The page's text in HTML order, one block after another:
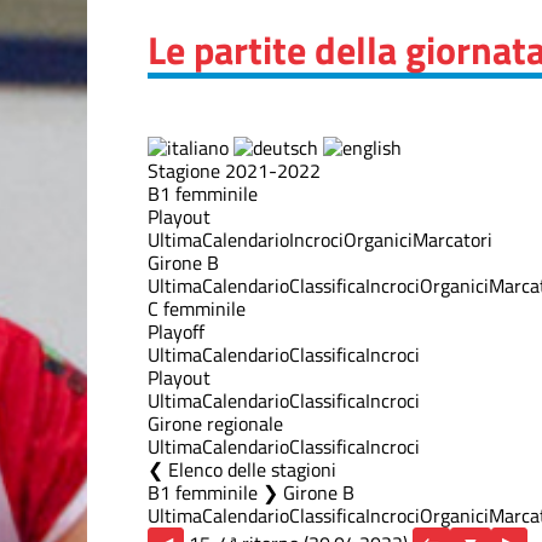
Le partite della
Stagione 2021-2022
B1 femminile
Playout
UltimaCalendarioIncrociOrganiciMarcatori
Girone B
UltimaCalendarioClassificaIncrociOrganici
C femminile
Playoff
UltimaCalendarioClassificaIncroci
Playout
UltimaCalendarioClassificaIncroci
Girone regionale
UltimaCalendarioClassificaIncroci
Elenco delle stagioni
B1 femminile ❯ Girone B
UltimaCalendarioClassificaIncrociOrganici